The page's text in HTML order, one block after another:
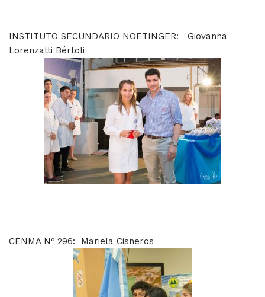
INSTITUTO SECUNDARIO NOETINGER: Giovanna
Lorenzatti Bértoli
CENMA Nº 296: Mariela Cisneros